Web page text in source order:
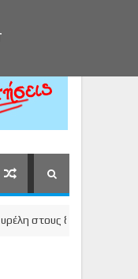
στους δημοσιογράφους